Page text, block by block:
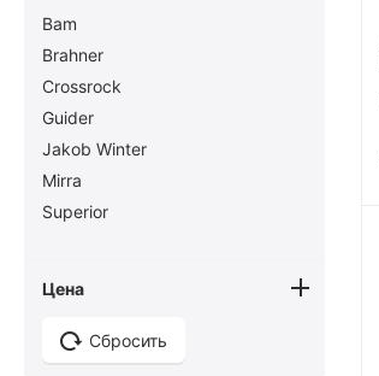
Bam
Brahner
Crossrock
Guider
Jakob Winter
Mirra
Superior
Цена
Сбросить